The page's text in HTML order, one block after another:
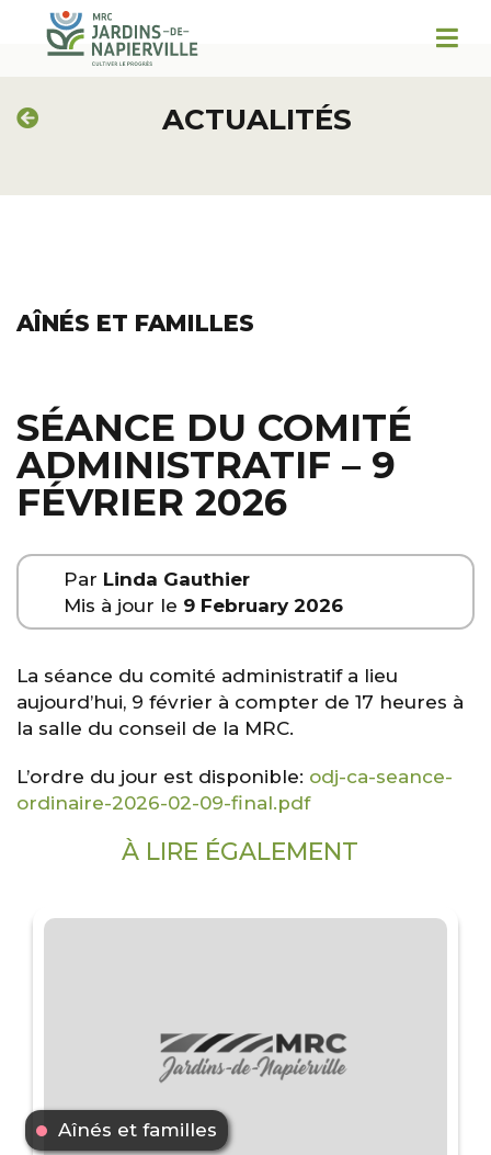
ACTUALITÉS
AÎNÉS ET FAMILLES
SÉANCE DU COMITÉ
ADMINISTRATIF – 9
FÉVRIER 2026
Par Linda Gauthier
Mis à jour le 9 February 2026
La séance du comité administratif a lieu
aujourd’hui, 9 février à compter de 17 heures à
la salle du conseil de la MRC.
L’ordre du jour est disponible: odj-ca-seance-
ordinaire-2026-02-09-final.pdf
À LIRE ÉGALEMENT
Aînés et familles